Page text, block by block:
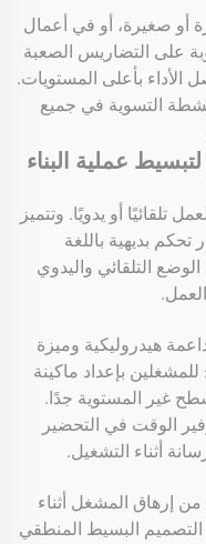
أو صغيرة، أو في أعمال
على التضاريس الصعبة
الأداء بأعلى المستويات.
التسوية في جميع
عملية البناء
تلقائيًا أو يدويًا. وتتميز
بديهية باللغة
التلقائي واليدوي
هيدروليكية وميزة
بإعداد ماكينة
غير المستوية جدًا.
الوقت في التحضير
أثناء التشغيل.
إرهاق المشغل أثناء
البسيط المنطقي